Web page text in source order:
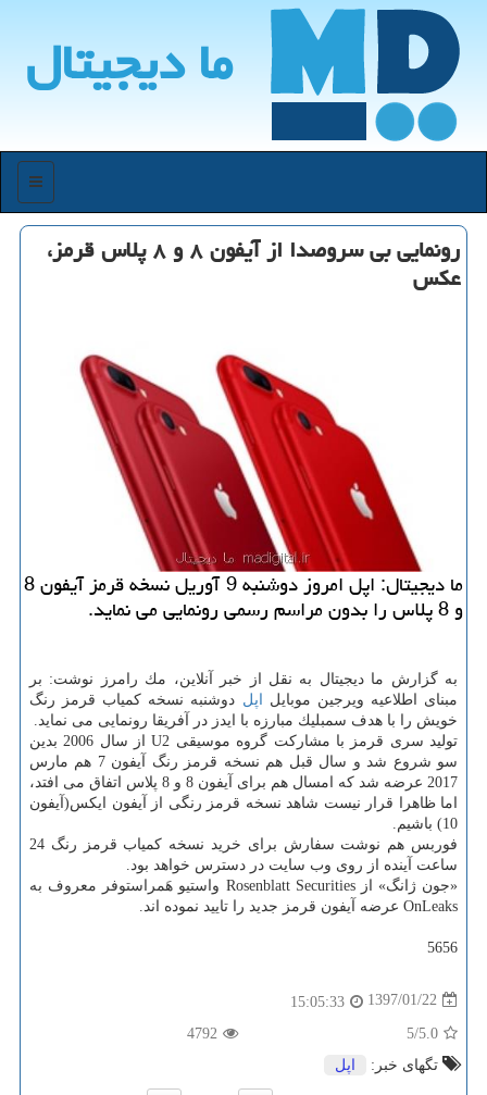
ما دیجیتال
منو
رونمایی بی سروصدا از آیفون ۸ و ۸ پلاس قرمز،
عكس
ما دیجیتال: اپل امروز دوشنبه 9 آوریل نسخه قرمز آیفون 8
و 8 پلاس را بدون مراسم رسمی رونمایی می نماید.
به گزارش ما دیجیتال به نقل از خبر آنلاین، مك رامرز نوشت: بر
مبنای اطلاعیه ویرجین موبایل
اپل دوشنبه نسخه كمیاب قرمز رنگ
خویش را با هدف سمبلیك مبارزه با ایدز در آفریقا رونمایی می نماید.
تولید سری قرمز با مشاركت گروه موسیقی U2 از سال 2006 بدین
سو شروع شد و سال قبل هم نسخه قرمز رنگ آیفون 7 هم مارس
2017 عرضه شد كه امسال هم برای آیفون 8 و 8 پلاس اتفاق می افتد،
اما ظاهرا قرار نیست شاهد نسخه قرمز رنگی از آیفون ایكس(آیفون
10) باشیم.
فوربس هم نوشت سفارش برای خرید نسخه كمیاب قرمز رنگ 24
ساعت آینده از روی وب سایت در دسترس خواهد بود.
«جون ژانگ» از Rosenblatt Securities واستیو هَمراستوفر معروف به
OnLeaks عرضه آیفون قرمز جدید را تایید نموده اند.
5656
1397/01/22
15:05:33
5.0
/5
4792
تگهای خبر:
اپل